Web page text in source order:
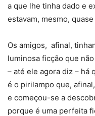
a que lhe tinha dado e
estavam, mesmo,
Os amigos, afinal,
luminosa ficção que
– até ele agora diz – há
é o pirilampo que,
e começou-se a
porque é uma perfeita